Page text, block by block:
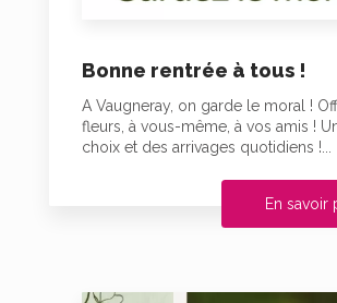
Bonne rentrée à tous !
A Vaugneray, on garde le moral !
fleurs, à vous-même, à vos amis !
choix et des arrivages quotidiens !...
En savoir